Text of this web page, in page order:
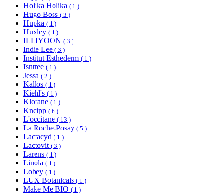
Holika Holika ( 1 )
Hugo Boss ( 3 )
Hupka ( 1 )
Huxley ( 1 )
ILLIYOON ( 3 )
Indie Lee ( 3 )
Institut Esthederm ( 1 )
Isntree ( 1 )
Jessa ( 2 )
Kallos ( 1 )
Kiehl's ( 1 )
Klorane ( 1 )
Kneipp ( 6 )
L'occitane ( 13 )
La Roche-Posay ( 5 )
Lactacyd ( 1 )
Lactovit ( 3 )
Larens ( 1 )
Linola ( 1 )
Lobey ( 1 )
LUX Botanicals ( 1 )
Make Me BIO ( 1 )